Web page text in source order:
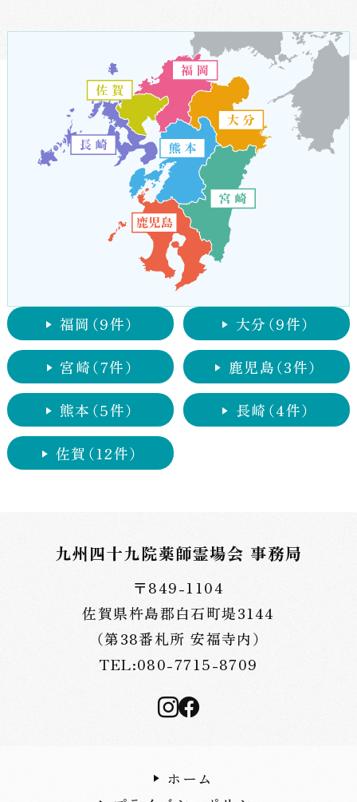
福岡 （9件） 大分（9件）
宮崎（7件） 鹿児島（3件）
熊本 （5件） 長崎 （4件）
佐賀 （12件）
九州四十九院薬師霊場会 事務局
〒849-1104
佐賀県杵島郡白石町堤3144
（第38番札所 安福寺内）
TEL:080-7715-8709
ホーム